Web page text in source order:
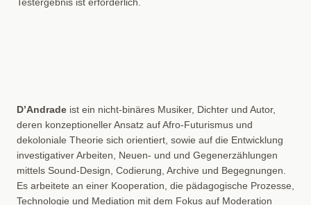
D’Andradeist ein nicht-binäres Musiker, Dichter und Autor,
deren konzeptioneller Ansatz auf Afro-Futurismus und
dekoloniale Theorie sich orientiert, sowie auf die Entwicklung
investigativer Arbeiten, Neuen- und und Gegenerzählungen
mittels Sound-Design, Codierung, Archive und Begegnungen.
Es arbeitete an einer Kooperation, die pädagogische Prozesse,
Technologie und Mediation mit dem Fokus auf Moderation